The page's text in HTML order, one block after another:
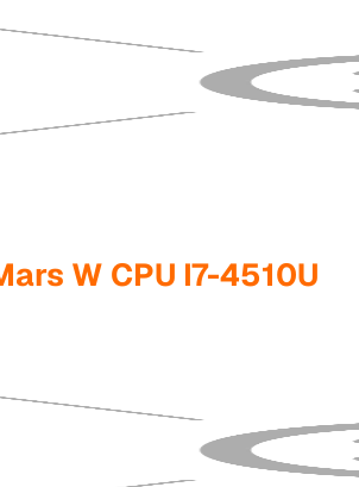
W CPU I7-4510U